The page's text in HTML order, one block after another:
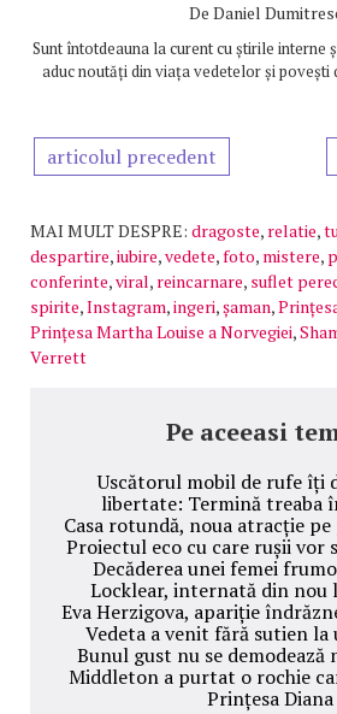
De Daniel
Sunt întotdeauna la curent cu știrile interne
aduc noutăți din viața vedetelor și
articolul precedent
MAI MULT DESPRE: dragoste, relatie,
despartire,iubire,vedete,foto, mistere,
conferinte,viral, reincarnare, suflet
spirite,Instagram,ingeri,șaman,
Prințesa Martha Louise a Norvegiei,
Verrett
Pe aceeasi
Uscătorul mobil de rufe îți
libertate: Termină treaba
Casa rotundă, noua atracție
Proiectul eco cu care rușii vor
Decăderea unei femei
Locklear, internată din nou
Eva Herzigova, apariție
Vedeta a venit fără sutien la
Bunul gust nu se demodează
Middleton a purtat o rochie
Prințesa Diana